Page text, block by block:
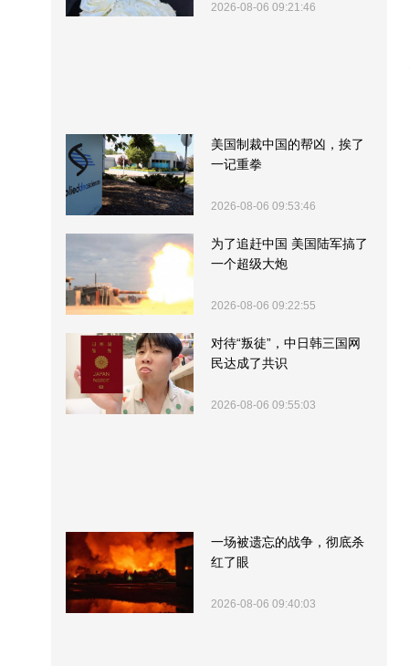
2026-08-06 09:21:46
美国制裁中国的帮凶，挨了
一记重拳
2026-08-06 09:53:46
为了追赶中国 美国陆军搞了
一个超级大炮
2026-08-06 09:22:55
对待“叛徒”，中日韩三国网
民达成了共识
2026-08-06 09:55:03
一场被遗忘的战争，彻底杀
红了眼
2026-08-06 09:40:03